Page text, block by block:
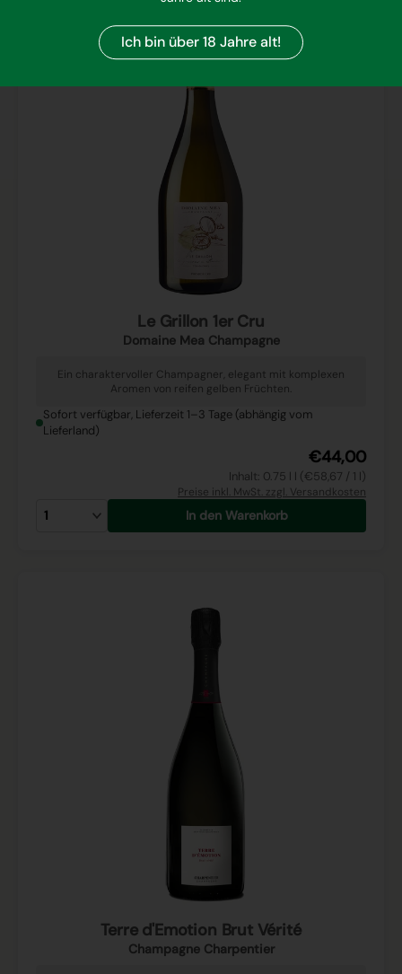
Le Grillon 1er Cru
Domaine Mea Champagne
Ein charaktervoller Champagner, elegant mit komplexen
Aromen von reifen gelben Früchten.
Sofort verfügbar, Lieferzeit 1–3 Tage (abhängig vom
Lieferland)
€44,00
Inhalt: 0.75 l l (€58,67 / 1 l)
Preise inkl. MwSt. zzgl. Versandkosten
In den Warenkorb
Terre d'Emotion Brut Vérité
Champagne Charpentier
Ich bin über 18 Jahre alt!